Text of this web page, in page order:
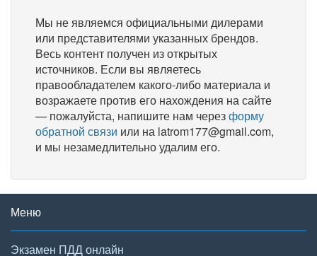
Мы не являемся официальными дилерами
или представителями указанных брендов.
Весь контент получен из открытых
источников. Если вы являетесь
правообладателем какого-либо материала и
возражаете против его нахождения на сайте
— пожалуйста, напишите нам черезформу
обратной связи или на latrom177@gmail.com,
и мы незамедлительно удалим его.
Меню
Экзамен ПДД онлайн